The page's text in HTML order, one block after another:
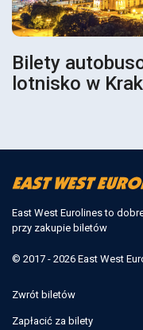
Bilety
lotnisko w
East West Eurolines to
przy zakupie biletów
© 2017 - 2026 East West
Zwrót biletów
Zapłacić za bilety